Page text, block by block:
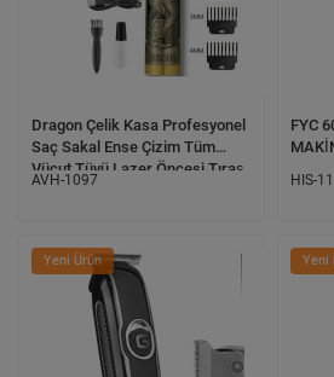
Dragon Çelik Kasa Profesyonel
Saç Sakal Ense Çizim Tüm
Vücut Tüyü Lazer Öncesi Tıraş
Makinesi
AVH-1097
FYC
HIS-
Yeni Ürün Yeni